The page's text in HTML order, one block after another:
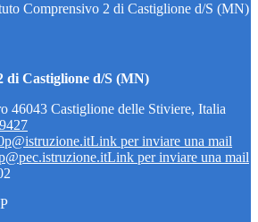
Comprensivo 2 di Castiglione d/S (MN)
di Castiglione d/S (MN)
46043 Castiglione delle Stiviere, Italia
Link per inviare una mail
Link per inviare una mail